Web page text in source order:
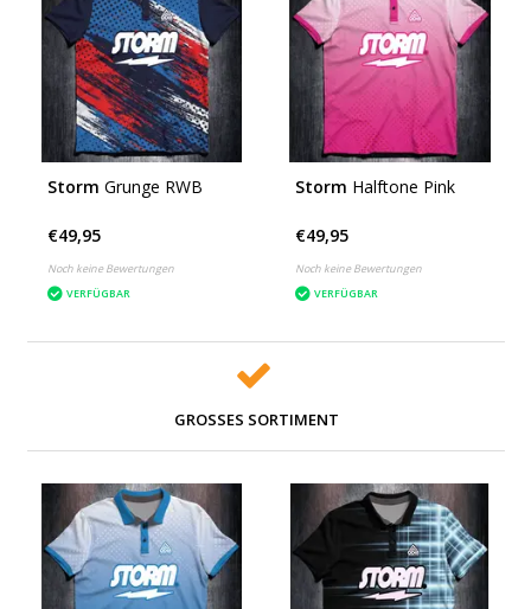
Storm Grunge RWB
€49,95
Noch keine Bewertungen
VERFÜGBAR
Storm Halftone Pink
€49,95
Noch keine Bewertungen
VERFÜGBAR
GROSSES SORTIMENT